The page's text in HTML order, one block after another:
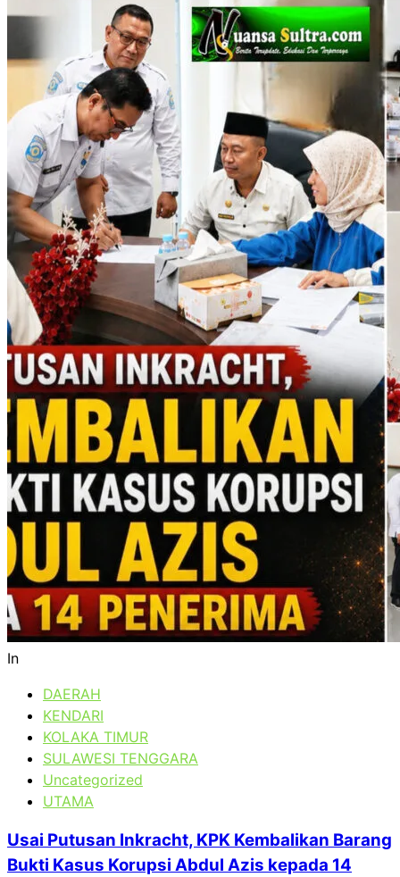
In
DAERAH
KENDARI
KOLAKA TIMUR
SULAWESI TENGGARA
Uncategorized
UTAMA
Usai Putusan Inkracht, KPK Kembalikan Barang
Bukti Kasus Korupsi Abdul Azis kepada 14